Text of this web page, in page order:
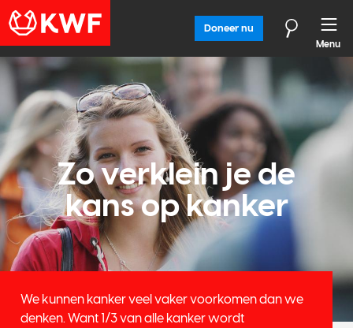
Doneer nu
Menu
Zo verklein je de
kans op kanker
We kunnen kanker veel vaker voorkomen dan we
denken. Want 1/3 van alle kanker wordt